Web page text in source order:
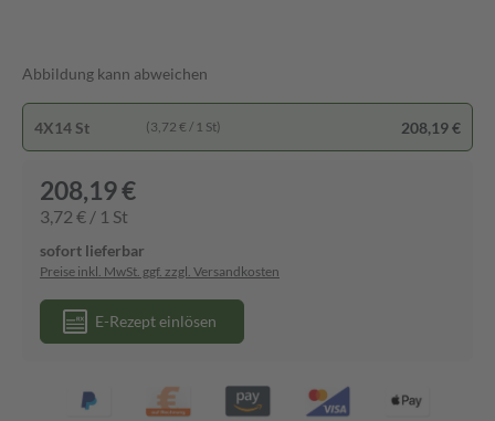
Abbildung kann abweichen
4X14 St (3,72 € / 1 St) 208,19 €
208,19 €
3,72 € / 1 St
sofort lieferbar
Preise inkl. MwSt. ggf. zzgl. Versandkosten
E-Rezept einlösen